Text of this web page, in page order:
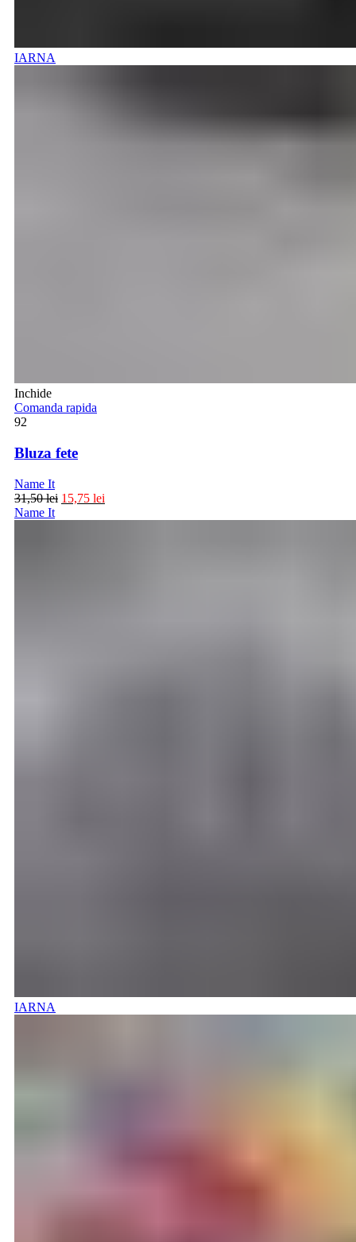
IARNA
Inchide
Comanda rapida
92
Bluza fete
Name It
31,50lei 15,75 lei
Name It
IARNA